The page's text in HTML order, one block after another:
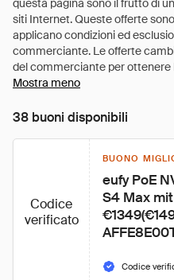
Mostra meno
38 buoni disponibili
Codice
verificato
BUONO
eufy PoE
S4 Max
Codice